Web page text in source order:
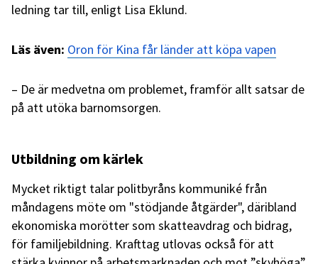
ledning tar till, enligt Lisa Eklund.
Läs även: Oron för Kina får länder att köpa vapen
– De är medvetna om problemet, framför allt satsar de
på att utöka barnomsorgen.
Utbildning om kärlek
Mycket riktigt talar politbyråns kommuniké från
måndagens möte om "stödjande åtgärder", däribland
ekonomiska morötter som skatteavdrag och bidrag,
för familjebildning. Krafttag utlovas också för att